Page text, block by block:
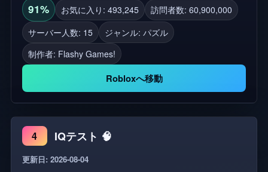
の部屋があります。裁判は今から始まります 🎉 ゲ
ームを好きになり、グループに参加して無料アイテ
ムを手に入れよう! 🛠️ バグに遭遇した場合は、グル
ープで知らせてください 👍ゲームに「いいね」と
「お気に入り」を入れて、より多くの部屋と真実を
含む将来のアップデートをサポートすることを忘れ
ないでください... 現在180室あります。あとで増え
る予定です! コード [6481] *スカイビディのトイレと
は関係ありません*
91% お気に入り: 493,245
訪問者数: 60,900,000
サーバー人数: 15
ジャンル: パズル
制作者: Flashy Games!
Robloxへ移動
4 IQテスト 🧠
更新日: 2026-08-04